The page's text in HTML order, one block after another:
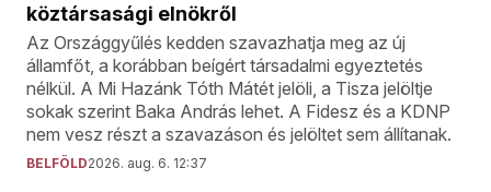
köztársasági elnökről
Az Országgyűlés kedden szavazhatja meg az új
államfőt, a korábban beígért társadalmi egyeztetés
nélkül. A Mi Hazánk Tóth Mátét jelöli, a Tisza jelöltje
sokak szerint Baka András lehet. A Fidesz és a KDNP
nem vesz részt a szavazáson és jelöltet sem állítanak.
BELFÖLD2026. aug. 6. 12:37